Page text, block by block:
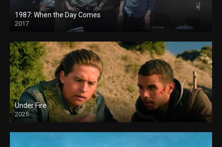
1987: When the Day Comes
2017
Under Fire
2025